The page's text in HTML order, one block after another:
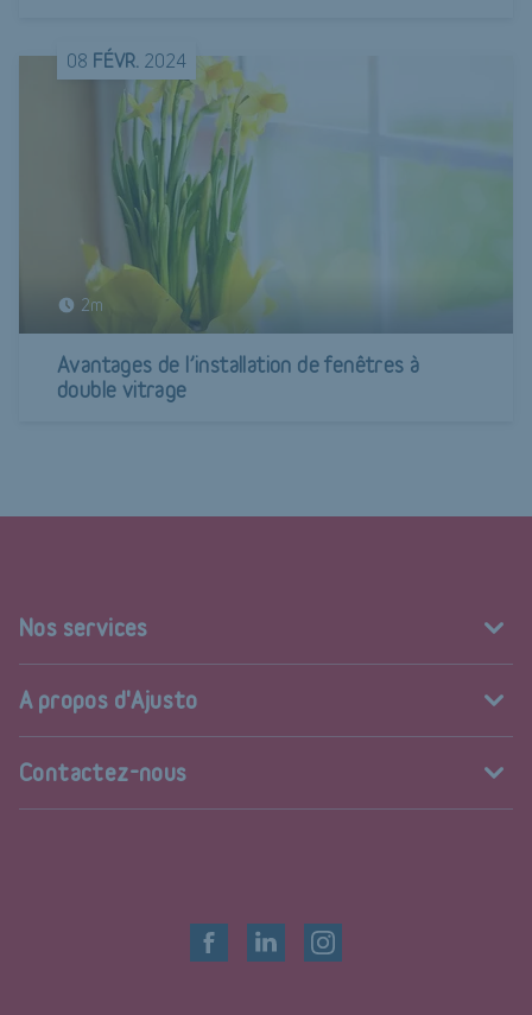
08 FÉVR. 2024
2m
Avantages de l’installation de fenêtres à
double vitrage
Nos services
A propos d'Ajusto
Contactez-nous